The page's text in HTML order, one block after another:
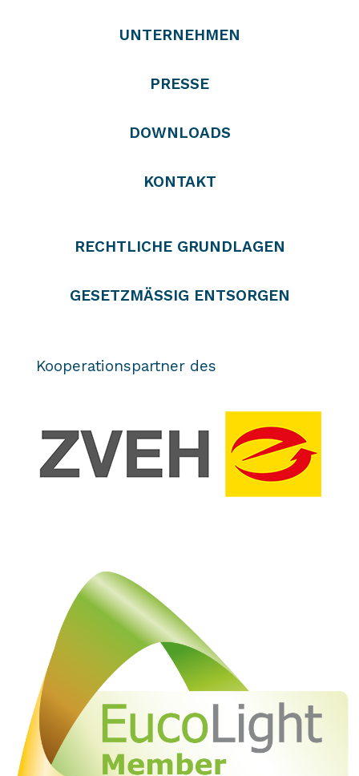
UNTERNEHMEN
PRESSE
DOWNLOADS
KONTAKT
RECHTLICHE GRUNDLAGEN
GESETZMÄSSIG ENTSORGEN
Kooperationspartner des